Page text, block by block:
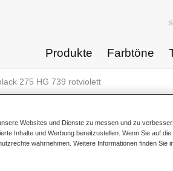
Produkte Farbtöne
275 HG 739 rotviolett
HS Mischlack
Websites und Dienste zu messen und zu
Inhalte und Werbung bereitzustellen. Wenn Sie auf die
wahrnehmen. Weitere Informationen finden Sie